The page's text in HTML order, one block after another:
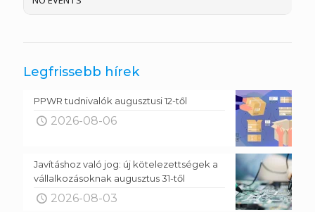
Legfrissebb hírek
PPWR tudnivalók augusztusi 12-től
2026-08-06
Javításhoz való jog: új kötelezettségek a
vállalkozásoknak augusztus 31-től
2026-08-03